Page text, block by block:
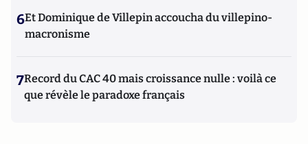
6Et Dominique de Villepin accoucha du villepino-
macronisme
7Record du CAC 40 mais croissance nulle : voilà ce
que révèle le paradoxe français